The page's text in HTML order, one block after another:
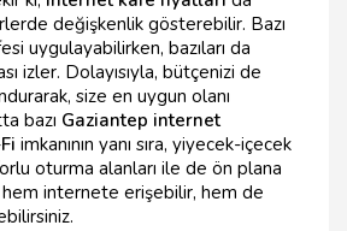
değişkenlik gösterebilir. Bazı
uygulayabilirken, bazıları da
izler. Dolayısıyla, bütçenizi de
size en uygun olanı
bazı Gaziantep internet
imkanının yanı sıra, yiyecek-içecek
oturma alanları ile de ön plana
hem internete erişebilir, hem de